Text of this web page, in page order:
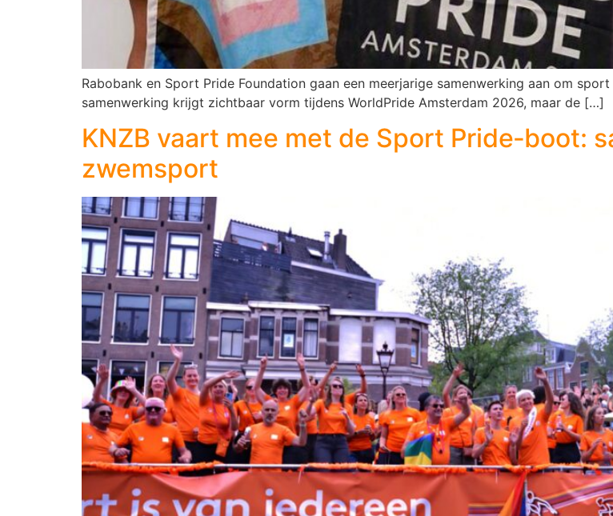
Rabobank en Sport Pride Foundation gaan een meerjarige samenwerking aan om
samenwerking krijgt zichtbaar vorm tijdens WorldPride Amsterdam 2026, maar de […]
KNZB vaart mee met de Sport Pride‑boot:
zwemsport